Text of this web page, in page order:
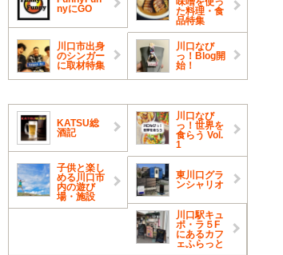
nyにGO
た料理・食
品特集
川口市出身
のシンガー
に取材特集
川口なび
っ！Blog開
始！
KATSU総
酒記
川口なび
っ！世界を
食らう Vol.
1
子供と楽し
める川口市
内の遊び
場・施設
東川口グラ
ンシャリオ
川口駅キュ
ポ・ラ５F
にあるカフ
ェふらっと